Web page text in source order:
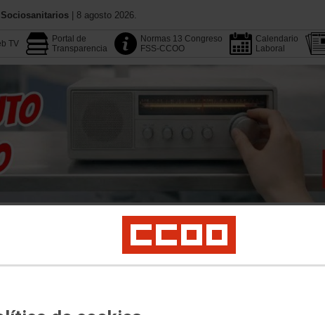
| 8 agosto 2026.
TV
Portal de
Transparencia
Normas 13 Congreso
FSS-CCOO
Calendario
Laboral
Conoce CCOO
Área Pública Empleo Profesionales Salud Laboral Formación Juventud